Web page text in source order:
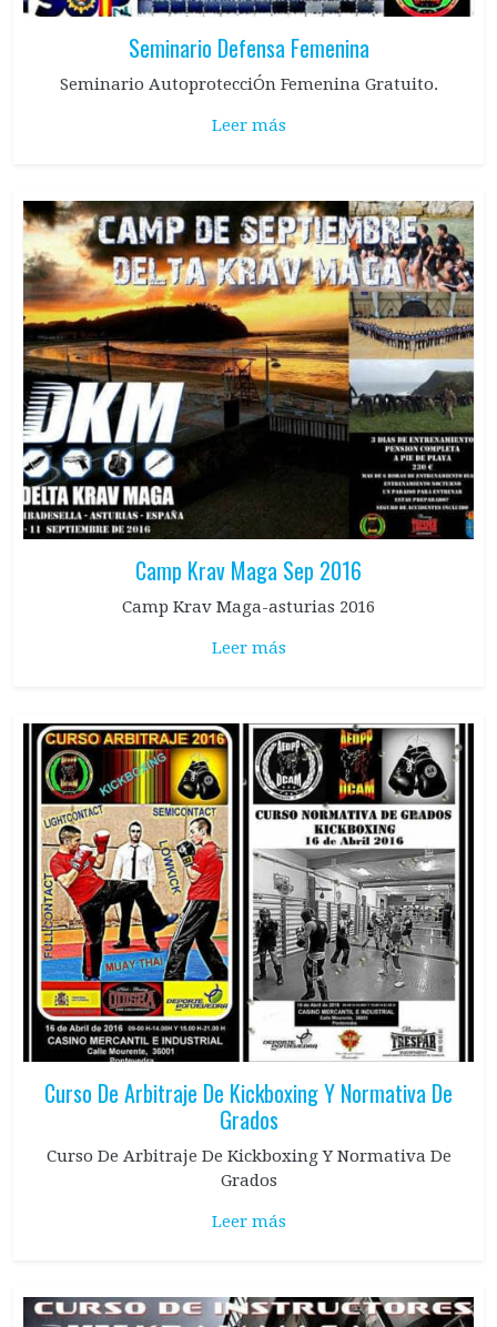
Seminario Defensa Femenina
Seminario AutoprotecciÓn Femenina Gratuito.
Leer más
Camp Krav Maga Sep 2016
Camp Krav Maga-asturias 2016
Leer más
Curso De Arbitraje De Kickboxing Y Normativa De
Grados
Curso De Arbitraje De Kickboxing Y Normativa De
Grados
Leer más